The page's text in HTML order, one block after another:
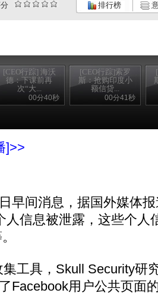
排行榜
[CEO行踪] 海沃
德：下课前再
次“大...
00分40秒
[CEO行踪]索罗
斯：抢购印度小
额信贷...
00分41秒
]>>
早间消息，据国外媒体
人信息被泄露，这些个人
工具，Skull Security研
Facebook用户公共页面